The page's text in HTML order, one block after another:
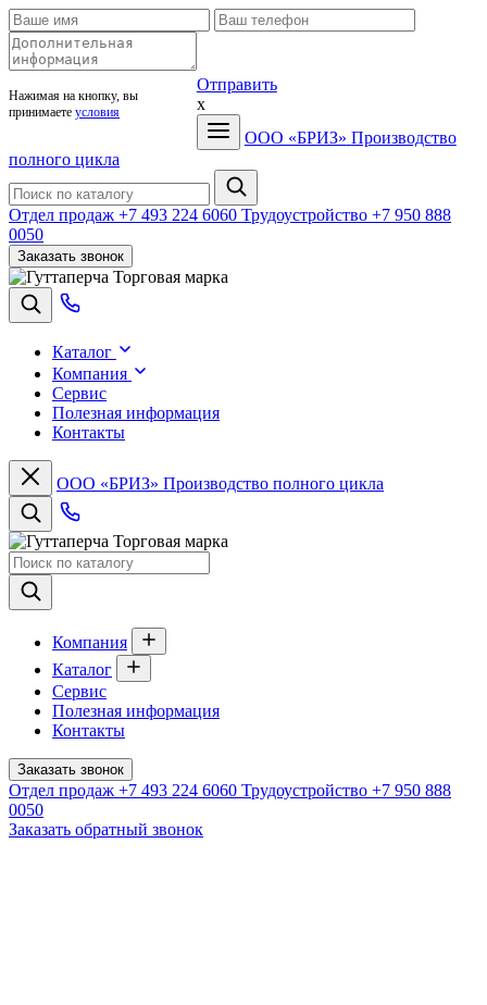
Нажимая на кнопку, вы
принимаете условия
Отправить
x
ООО «БРИЗ» Производство
полного цикла
Отдел продаж +7 493 224 6060 Трудоустройство +7 950 888
0050
Заказать звонок
Торговая марка
Каталог
Компания
Сервис
Полезная информация
Контакты
ООО «БРИЗ» Производство полного цикла
Торговая марка
Компания
Каталог
Сервис
Полезная информация
Контакты
Заказать звонок
Отдел продаж +7 493 224 6060 Трудоустройство +7 950 888
0050
Заказать обратный звонок